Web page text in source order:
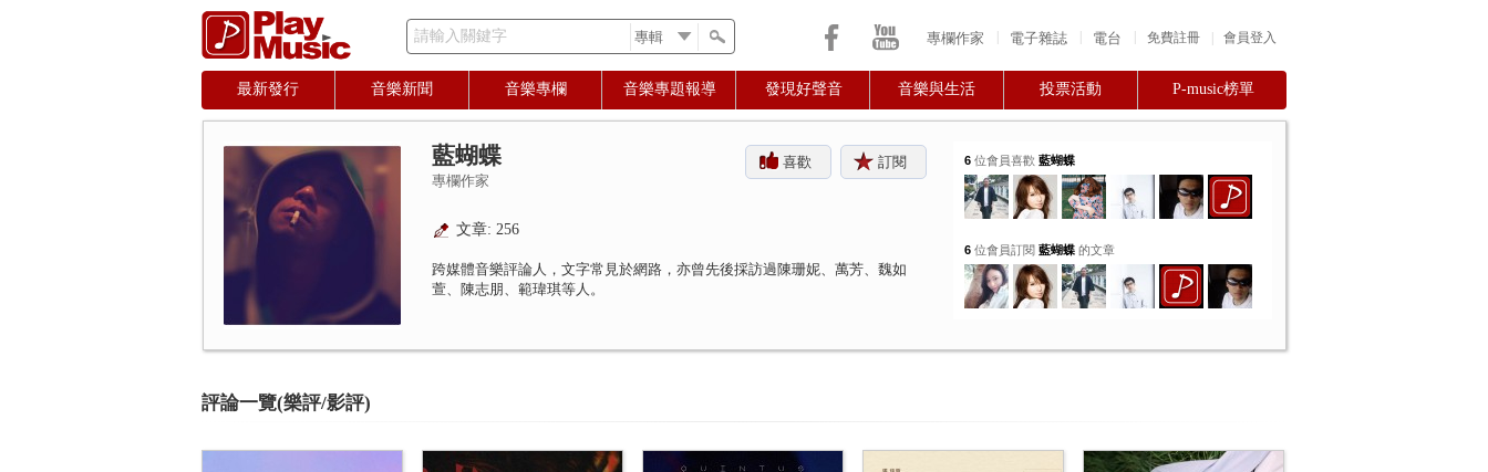
請輸入關鍵字 會員登入
免費註冊
專欄作家 電子雜誌 電台
最新發行 音樂新聞 音樂專欄 音樂專題報導 發現好聲音 音樂與生活 投票活動 P-music榜單
藍蝴蝶 喜歡
訂閱
專欄作家
文章: 256
跨媒體音樂評論人，文字常見於網路，亦曾先後採訪過陳珊妮、萬芳、魏如
萱、陳志朋、範瑋琪等人。
6位會員喜歡 藍蝴蝶
6位會員訂閱 藍蝴蝶的文章
評論一覽(樂評/影評)